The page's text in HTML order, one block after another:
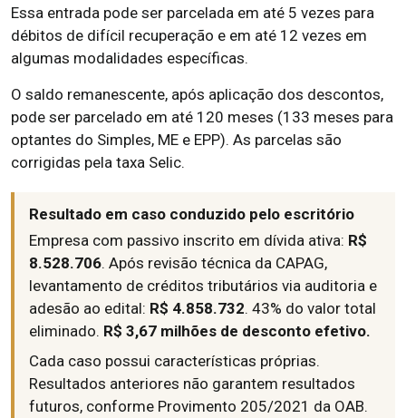
Essa entrada pode ser parcelada em até 5 vezes para
débitos de difícil recuperação e em até 12 vezes em
algumas modalidades específicas.
O saldo remanescente, após aplicação dos descontos,
pode ser parcelado em até 120 meses (133 meses para
optantes do Simples, ME e EPP). As parcelas são
corrigidas pela taxa Selic.
Resultado em caso conduzido pelo escritório
Empresa com passivo inscrito em dívida ativa: R$
8.528.706. Após revisão técnica da CAPAG,
levantamento de créditos tributários via auditoria e
adesão ao edital: R$ 4.858.732. 43% do valor total
eliminado. R$ 3,67 milhões de desconto efetivo.
Cada caso possui características próprias.
Resultados anteriores não garantem resultados
futuros, conforme Provimento 205/2021 da OAB.